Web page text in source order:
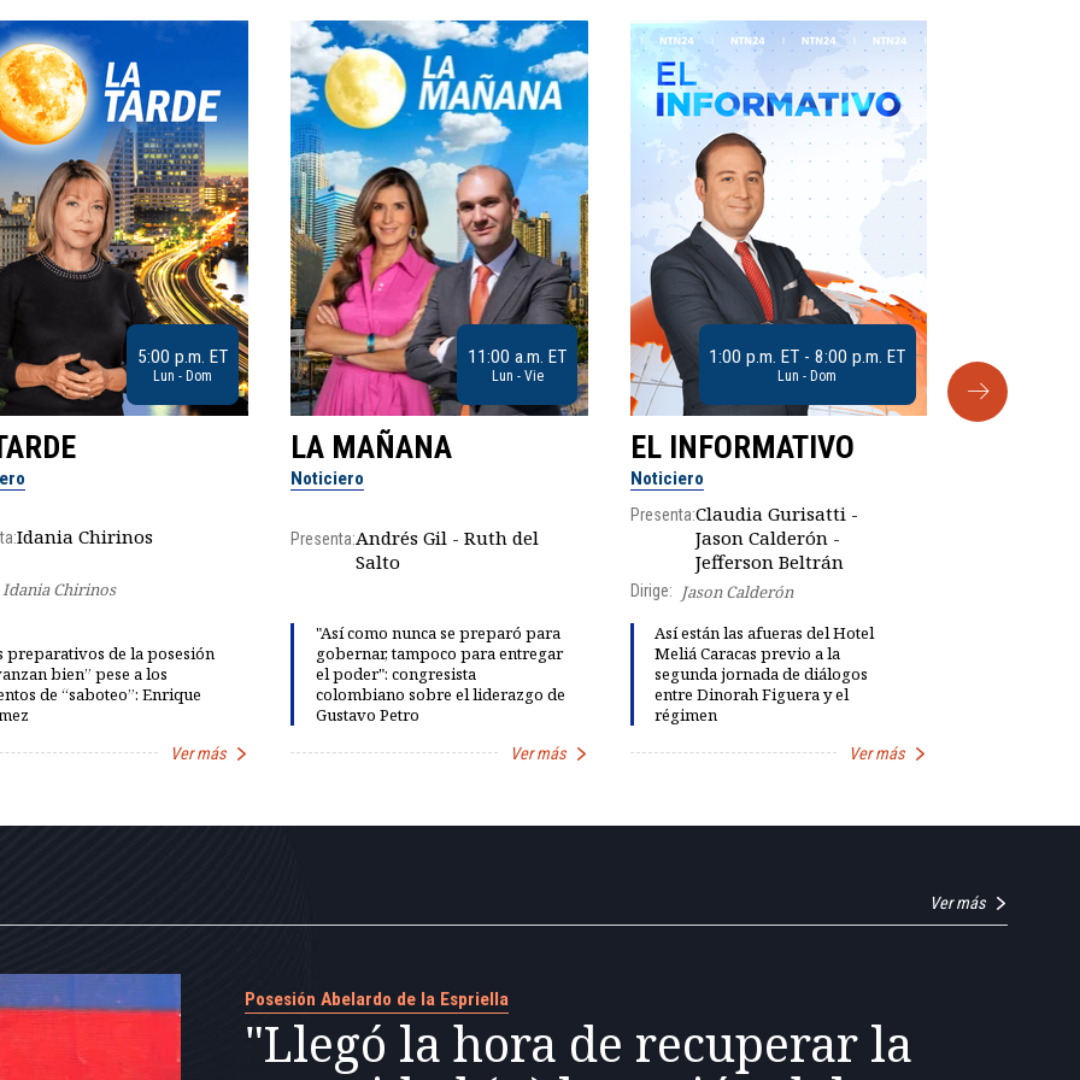
5:00 p.m. ET
Lun - Dom
Idania Chirinos
Idania Chirinos
preparativos de la posesión
bien” pese a los
de “saboteo”: Enrique
Ver más
11:00 a.m. ET
Lun - Vie
LA MAÑANA
Noticiero
Presenta:Andrés Gil - Ruth del
Salto
"Así como nunca se preparó para
gobernar, tampoco para entregar
el poder": congresista
colombiano sobre el liderazgo de
Gustavo Petro
Ver más
1:00 p.m. ET - 8:00 p.m. ET
Lun - Dom
EL INFORMATIVO
Noticiero
Presenta:Claudia Gurisatti -
Jason Calderón -
Jefferson Beltrán
Dirige:
Jason Calderón
Así están las afueras del Hotel
Meliá Caracas previo a la
segunda jornada de diálogos
entre Dinorah Figuera y el
régimen
Ver más
Ver más
Posesión Abelardo de la Espriella
"Llegó la hora de recuperar la